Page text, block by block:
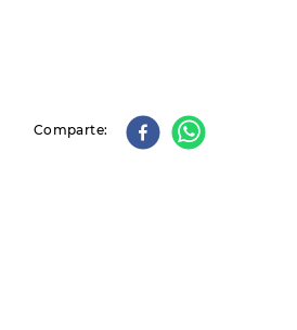
Comparte